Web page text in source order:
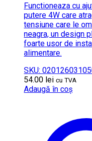
Functioneaza cu
putere 4W care
tensiune care le
neagra, un design
foarte usor de
alimentare.
SKU:
54.00 lei cu TVA
Adaugă în coș